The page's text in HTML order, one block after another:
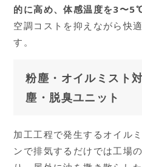
的に高め、体感温度を3〜
空調コストを抑えながら快
す。
粉塵・オイルミスト
塵・脱臭ユニット
加工工程で発生するオイル
ンで排気するだけでは工場